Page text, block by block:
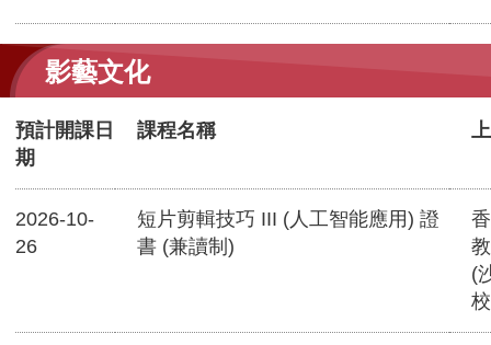
影藝文化
預計開課日
期
課程名稱
2026-10-
26
短片剪輯技巧 III (人工智能應用) 證
書 (兼讀制)
(